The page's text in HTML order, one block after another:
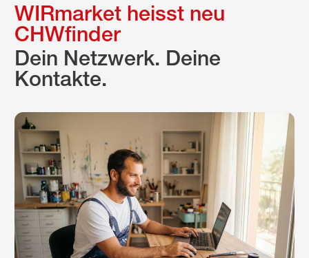
WIRmarket heisst neu
CHWfinder
Dein Netzwerk. Deine
Kontakte.